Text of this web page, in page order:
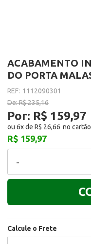
ACABAMENTO
DO PORTA
REF: 1112090301
De:R$ 235,16
Por: R$ 159,97
ou 6xde R$ 26,66
R$ 159,97
-
Calcule o Frete